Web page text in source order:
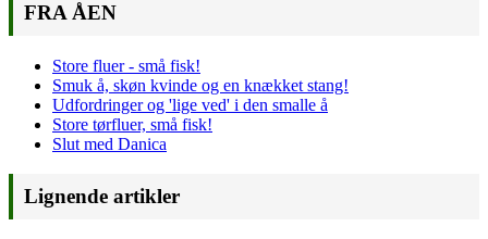
FRA ÅEN
Store fluer - små fisk!
Smuk å, skøn kvinde og en knækket stang!
Udfordringer og 'lige ved' i den smalle å
Store tørfluer, små fisk!
Slut med Danica
Lignende artikler